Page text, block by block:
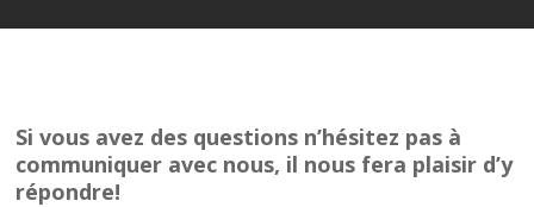
Si vous avez des questions n’hésitez pas à
communiquer avec nous, il nous fera plaisir d’y
répondre!